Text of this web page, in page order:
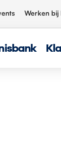
Werken bij